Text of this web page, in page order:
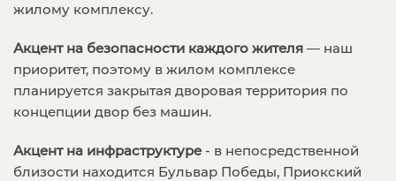
жилому комплексу.
Акцент на безопасности каждого жителя — наш
приоритет, поэтому в жилом комплексе
планируется закрытая дворовая территория по
концепции двор без машин.
Акцент на инфраструктуре- в непосредственной
близости находится Бульвар Победы, Приокский